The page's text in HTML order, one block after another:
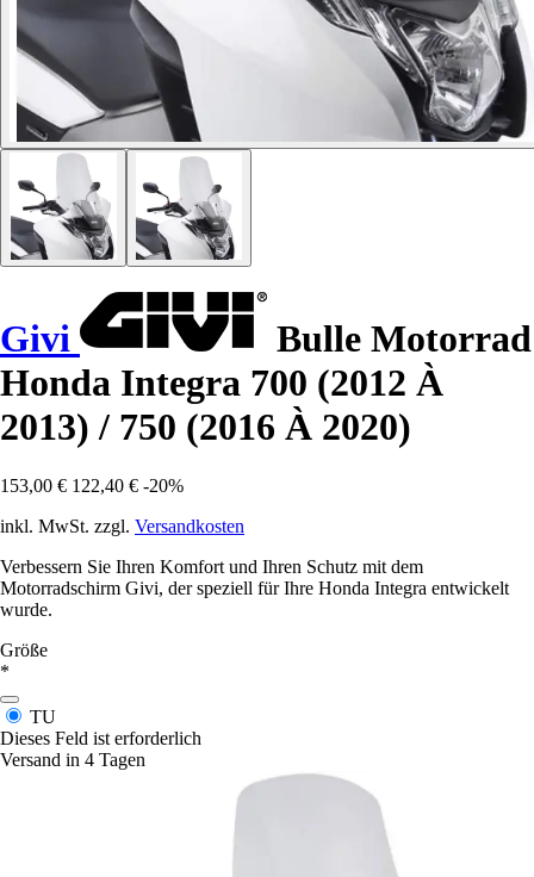
Givi
Bulle Motorrad
Honda Integra 700 (2012 À
2013) / 750 (2016 À 2020)
153,00 € 122,40 € -20%
inkl. MwSt. zzgl. Versandkosten
Verbessern Sie Ihren Komfort und Ihren Schutz mit dem
Motorradschirm Givi, der speziell für Ihre Honda Integra entwickelt
wurde.
Größe
*
TU
Dieses Feld ist erforderlich
Versand in 4 Tagen